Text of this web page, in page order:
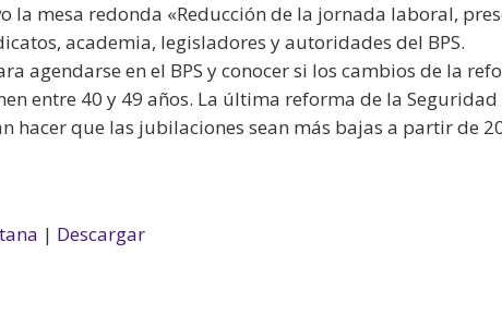
o
disminuir
volumen.
la mesa redonda «Reducción de la jornada laboral,
academia, legisladores y autoridades del BPS.
agendarse en el BPS y conocer si los cambios de la
entre 40 y 49 años. La última reforma de la Seguridad
hacer que las jubilaciones sean más bajas a partir de
| Descargar